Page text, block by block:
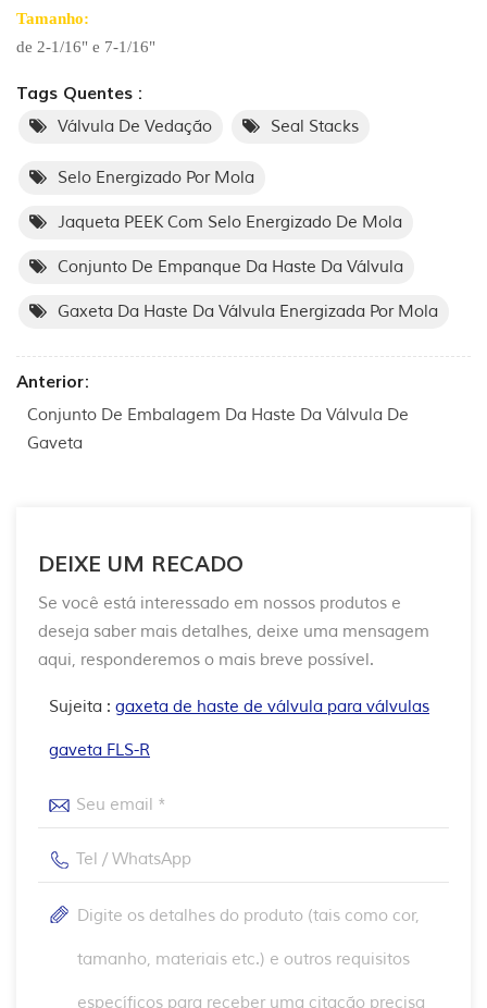
Tamanho:
de 2-1/16" e 7-1/16"
Tags Quentes :
Válvula De Vedação Seal Stacks
Selo Energizado Por Mola
Jaqueta PEEK Com Selo Energizado De Mola
Conjunto De Empanque Da Haste Da Válvula
Gaxeta Da Haste Da Válvula Energizada Por Mola
Anterior:
Conjunto De Embalagem Da Haste Da Válvula De
Gaveta
DEIXE UM RECADO
Se você está interessado em nossos produtos e
deseja saber mais detalhes, deixe uma mensagem
aqui, responderemos o mais breve possível.
Sujeita : gaxeta de haste de válvula para válvulas
gaveta FLS-R